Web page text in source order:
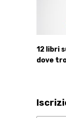
12 libri
dove